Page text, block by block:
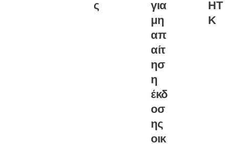
ς
για
μη
απ
αίτ
ησ
η
έκδ
οσ
ης
οικ
ΗΤ
Κ